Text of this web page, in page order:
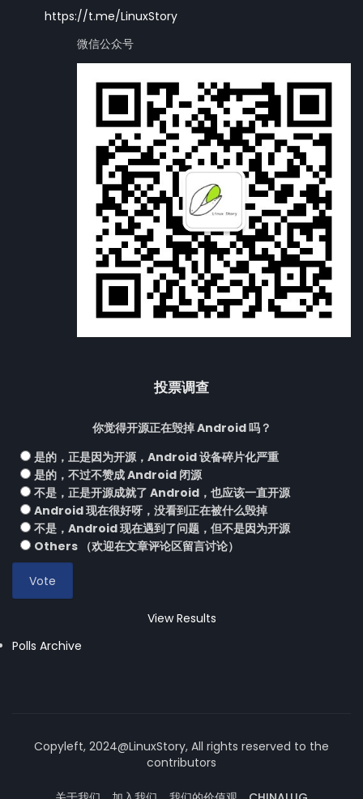
https://t.me/LinuxStory
微信公众号
投票调查
你觉得开源正在毁掉 Android 吗？
是的，正是因为开源，Android 设备碎片化严重
是的，不过不赞成 Android 闭源
不是，正是开源成就了 Android，也应该一直开源
Android 现在很好呀，没看到正在被什么毁掉
不是，Android 现在遇到了问题，但不是因为开源
Others （欢迎在文章评论区留言讨论）
View Results
Polls Archive
Copyleft, 2024@LinuxStory, All rights reserved to the
contributors